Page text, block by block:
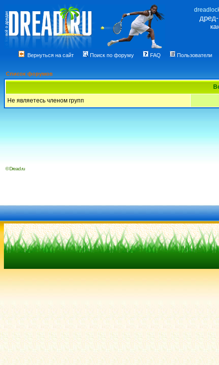
Вернуться на сайт Поиск по форуму FAQ Пользователи
Список форумов
Не являетесь членом групп
© Dread.ru